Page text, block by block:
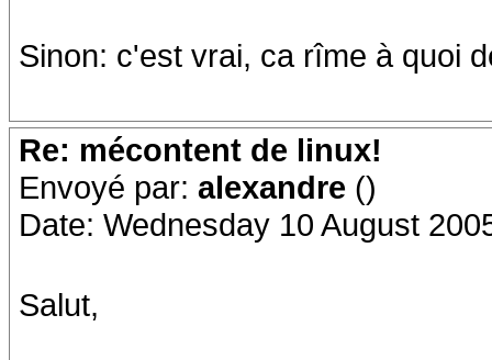
Sinon: c'est vrai, ca rîme à quoi
Re: mécontent de linux!
Envoyé par: alexandre ()
Date: Wednesday 10 August
Salut,